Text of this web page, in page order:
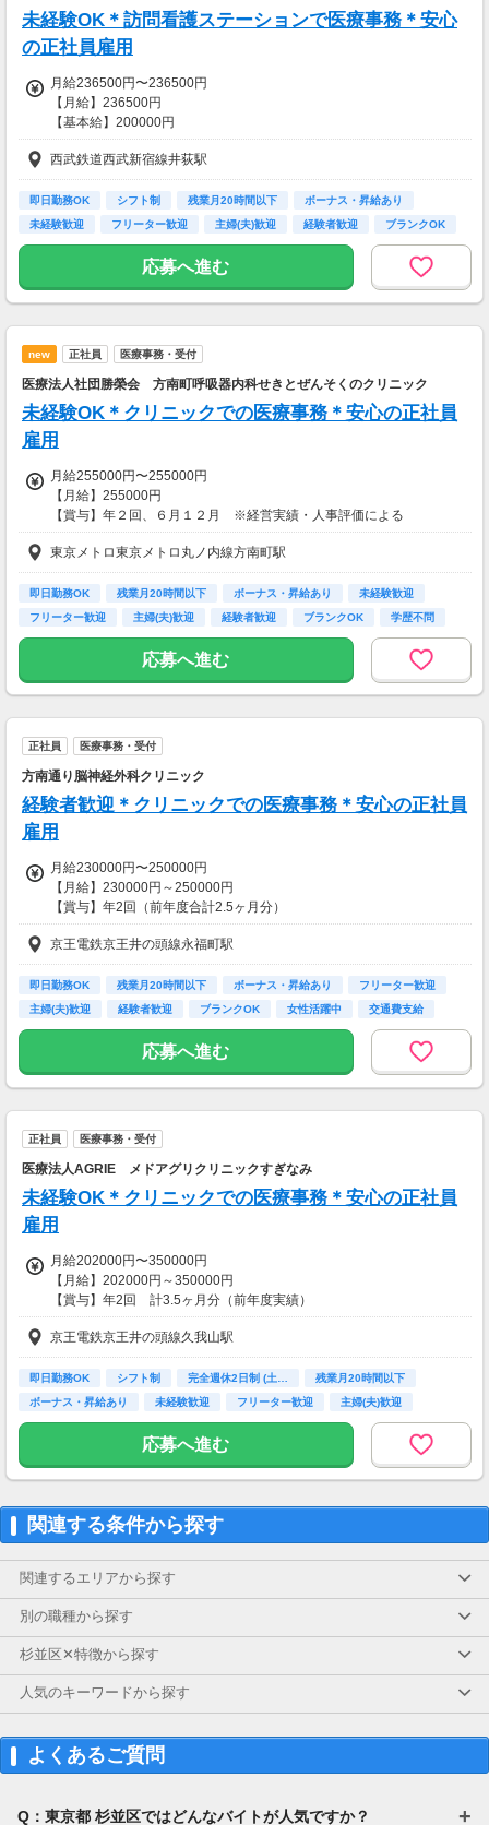
未経験OK＊訪問看護ステーションで医療事務＊安心
の正社員雇用
月給236500円〜236500円
【月給】236500円
【基本給】200000円
【手当】
＜全員支給＞
固定残業手当16,500円（時間外労働の有無に関わらず、10時間分の時
間外手当として支給、10時間を超える時間外は割増支給）
業務手当：20,000円
家族手当：扶養する配偶者及び子10,000円（18歳未満の子）
保育料補助：扶養する子一人5,000円（2歳児保育まで）
【交通費】
西武鉄道西武新宿線井荻駅
即日勤務OK シフト制 残業月20時間以下
ボーナス・昇給あり
未経験歓迎
フリーター歓迎 主婦(夫)歓迎 経験者歓迎 ブランクOK
応募へ進む
new 正社員 医療事務・受付
医療法人社団勝榮会 方南町呼吸器内科せきとぜんそくのクリニック
未経験OK＊クリニックでの医療事務＊安心の正社員
雇用
月給255000円〜255000円
【月給】255000円
【賞与】年２回、６月１２月 ※経営実績・人事評価による
【昇給】年1回
【交通費】
一部支給
東京メトロ東京メトロ丸ノ内線方南町駅
即日勤務OK 残業月20時間以下 ボーナス・昇給あり
未経験歓迎
フリーター歓迎
主婦(夫)歓迎 経験者歓迎 ブランクOK 学歴不問
応募へ進む
正社員 医療事務・受付
方南通り脳神経外科クリニック
経験者歓迎＊クリニックでの医療事務＊安心の正社員
雇用
月給230000円〜250000円
【月給】230000円～250000円
【賞与】年2回（前年度合計2.5ヶ月分）
【昇給】年1回 評価・勤務成績による
【交通費】
全額支給
京王電鉄京王井の頭線永福町駅
即日勤務OK 残業月20時間以下 ボーナス・昇給あり
フリーター歓迎
主婦(夫)歓迎
経験者歓迎 ブランクOK 女性活躍中 交通費支給
応募へ進む
正社員 医療事務・受付
医療法人AGRIE メドアグリクリニックすぎなみ
未経験OK＊クリニックでの医療事務＊安心の正社員
雇用
月給202000円〜350000円
【月給】202000円～350000円
【賞与】年2回 計3.5ヶ月分（前年度実績）
【昇給】年1回 評価・勤務成績による
【交通費】
全額支給
京王電鉄京王井の頭線久我山駅
即日勤務OK シフト制 完全週休2日制 (土…
残業月20時間以下
ボーナス・昇給あり
未経験歓迎 フリーター歓迎
主婦(夫)歓迎
経験者歓迎
応募へ進む
関連する条件から探す
関連するエリアから探す
別の職種から探す
杉並区✕特徴から探す
人気のキーワードから探す
よくあるご質問
Q：東京都 杉並区ではどんなバイトが人気ですか？